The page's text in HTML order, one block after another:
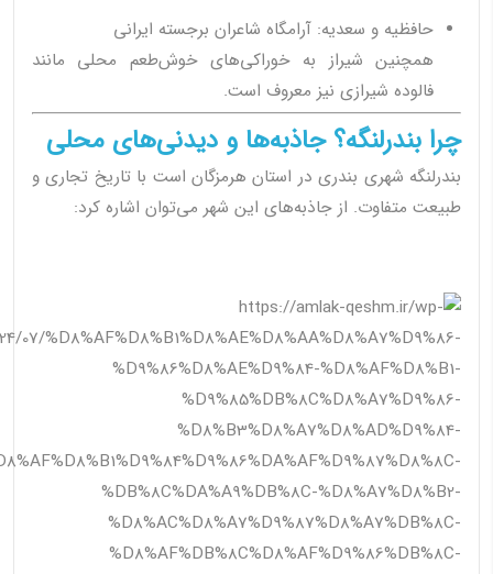
حافظیه و سعدیه: آرامگاه شاعران برجسته ایرانی
همچنین شیراز به خوراکی‌های خوش‌طعم محلی مانند
فالوده شیرازی نیز معروف است.
چرا بندرلنگه؟ جاذبه‌ها و دیدنی‌های محلی
بندرلنگه شهری بندری در استان هرمزگان است با تاریخ تجاری و
طبیعت متفاوت. از جاذبه‌های این شهر می‌توان اشاره کرد: